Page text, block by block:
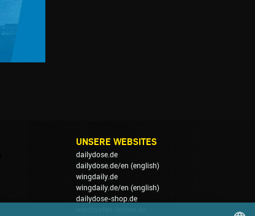
UNSERE WEBSITES
dailydose.de
dailydose.de/en (english)
wingdaily.de
wingdaily.de/en (english)
dailydose-shop.de